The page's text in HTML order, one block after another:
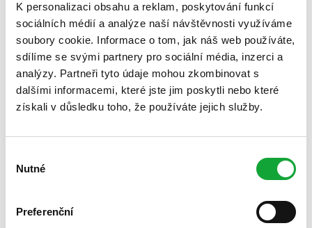
K personalizaci obsahu a reklam, poskytování funkcí
sociálních médií a analýze naší návštěvnosti využíváme
soubory cookie. Informace o tom, jak náš web používáte,
sdílíme se svými partnery pro sociální média, inzerci a
analýzy. Partneři tyto údaje mohou zkombinovat s
dalšími informacemi, které jste jim poskytli nebo které
získali v důsledku toho, že používáte jejich služby.
souhlasu
Nutné
Preferenční